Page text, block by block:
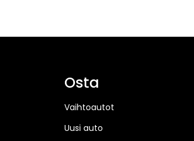
Osta
Vaihtoautot
Uusi auto